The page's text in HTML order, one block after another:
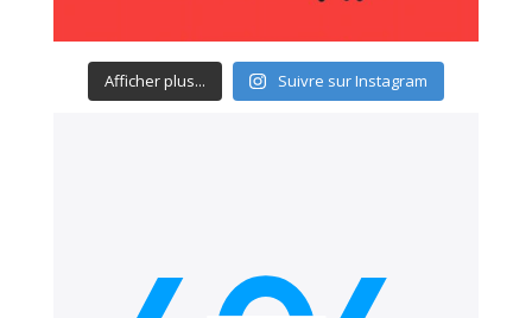
Afficher plus... Suivre sur Instagram